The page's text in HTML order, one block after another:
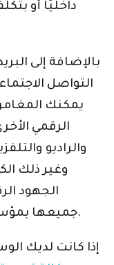
داخليًا أو
بالإضافة إلى
التواصل
يمكنك
الرقمي
والراديو
وغير ذلك
الجهود
جميعها بمؤسستك – موقع شركتك على الويب.
إذا كانت لديك